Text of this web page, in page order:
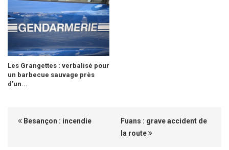
Les Grangettes : verbalisé pour
un barbecue sauvage près
d’un...
Besançon : incendie
Fuans : grave accident de
la route